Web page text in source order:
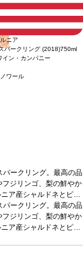
ニア
パークリング (2018)750ml
イン・カンパニー
ワール
ークリング。最高の品
ジリンゴ、梨の鮮やか
ア産シャルドネとピ
っきりとした後味が感
ピザ、またそのままで
*本ヴィンテージが在
ークリング。最高の品
ジリンゴ、梨の鮮やか
ア産シャルドネとピ